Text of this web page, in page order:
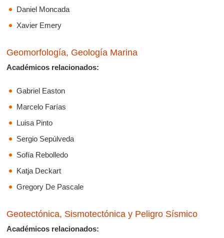
Daniel Moncada
Xavier Emery
Geomorfología, Geología Marina
Académicos relacionados:
Gabriel Easton
Marcelo Farías
Luisa Pinto
Sergio Sepúlveda
Sofía Rebolledo
Katja Deckart
Gregory De Pascale
Geotectónica, Sismotectónica y Peligro Sísmico
Académicos relacionados: